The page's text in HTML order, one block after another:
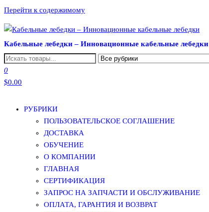
Перейти к содержимому
Кабельные лебедки – Инновационные кабельные лебедки
0
$0.00
РУБРИКИ
ПОЛЬЗОВАТЕЛЬСКОЕ СОГЛАШЕНИЕ
ДОСТАВКА
ОБУЧЕНИЕ
О КОМПАНИИ
ГЛАВНАЯ
СЕРТИФИКАЦИЯ
ЗАПРОС НА ЗАПЧАСТИ И ОБСЛУЖИВАНИЕ
ОПЛАТА, ГАРАНТИЯ И ВОЗВРАТ